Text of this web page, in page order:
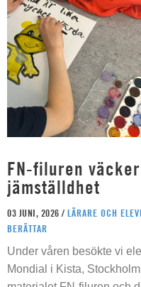
FN-filuren
jämställdhet
03 JUNI, 2026 / LÄRARE OCH
BERÄTTAR
Under våren besökte vi
Mondial i Kista,